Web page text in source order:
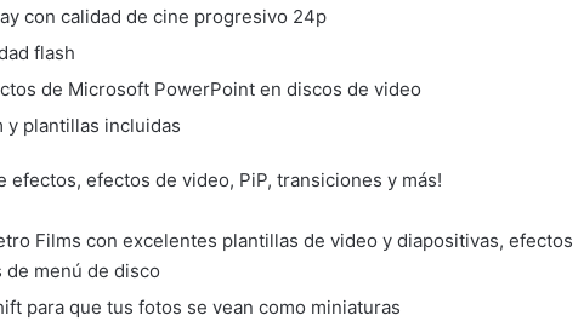
con calidad de cine progresivo 24p
flash
de Microsoft PowerPoint en discos de video
y plantillas incluidas
efectos, efectos de video, PiP, transiciones y más!
Films con excelentes plantillas de video y diapositivas, efectos
menú de disco
para que tus fotos se vean como miniaturas